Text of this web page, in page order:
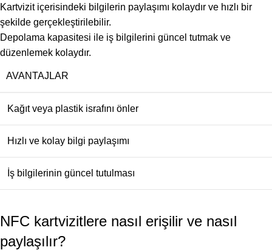
Kartvizit içerisindeki bilgilerin paylaşımı kolaydır ve hızlı bir
şekilde gerçekleştirilebilir.
Depolama kapasitesi ile iş bilgilerini güncel tutmak ve
düzenlemek kolaydır.
AVANTAJLAR
Kağıt veya plastik israfını önler
Hızlı ve kolay bilgi paylaşımı
İş bilgilerinin güncel tutulması
NFC kartvizitlere nasıl erişilir ve nasıl
paylaşılır?